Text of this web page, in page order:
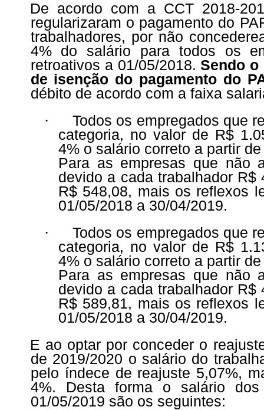
De acordo com a CCT 2018-
regularizaram o pagamento do
trabalhadores, por não
4% do salário para todos os
retroativos a 01/05/2018.Sendo o
de isenção do pagamento do
débito de acordo com a faixa
·
Todos os empregados que
categoria, no valor de R$
4% o salário correto a partir
Para as empresas que não
devido a cada trabalhador
R$ 548,08, mais os reflexos
01/05/2018 a 30/04/2019.
·
Todos os empregados que
categoria, no valor de R$
4% o salário correto a partir
Para as empresas que não
devido a cada trabalhador
R$ 589,81, mais os reflexos
01/05/2018 a 30/04/2019.
E ao optar por conceder o
de 2019/2020 o salário do
pelo índece de reajuste 5,07%,
4%. Desta forma o salário
01/05/2019 são os seguintes: